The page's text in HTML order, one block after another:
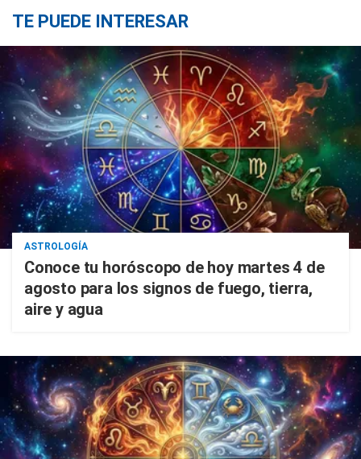
TE PUEDE INTERESAR
ASTROLOGÍA
Conoce tu horóscopo de hoy martes 4 de
agosto para los signos de fuego, tierra,
aire y agua